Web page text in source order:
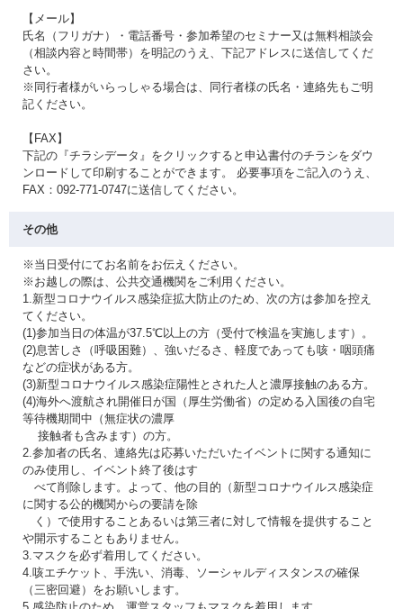
【メール】
氏名（フリガナ）・電話番号・参加希望のセミナー又は無料相談会
（相談内容と時間帯）を明記のうえ、下記アドレスに送信してくだ
さい。
※同行者様がいらっしゃる場合は、同行者様の氏名・連絡先もご明
記ください。
【FAX】
下記の『チラシデータ』をクリックすると申込書付のチラシをダウ
ンロードして印刷することができます。 必要事項をご記入のうえ、
FAX：092-771-0747に送信してください。
その他
※当日受付にてお名前をお伝えください。
※お越しの際は、公共交通機関をご利用ください。
1.新型コロナウイルス感染症拡大防止のため、次の方は参加を控え
てください。
(1)参加当日の体温が37.5℃以上の方（受付で検温を実施します）。
(2)息苦しさ（呼吸困難）、強いだるさ、軽度であっても咳・咽頭痛
などの症状がある方。
(3)新型コロナウイルス感染症陽性とされた人と濃厚接触のある方。
(4)海外へ渡航され開催日が国（厚生労働省）の定める入国後の自宅
等待機期間中（無症状の濃厚
接触者も含みます）の方。
2.参加者の氏名、連絡先は応募いただいたイベントに関する通知に
のみ使用し、イベント終了後はす
べて削除します。よって、他の目的（新型コロナウイルス感染症
に関する公的機関からの要請を除
く）で使用することあるいは第三者に対して情報を提供すること
や開示することもありません。
3.マスクを必ず着用してください。
4.咳エチケット、手洗い、消毒、ソーシャルディスタンスの確保
（三密回避）をお願いします。